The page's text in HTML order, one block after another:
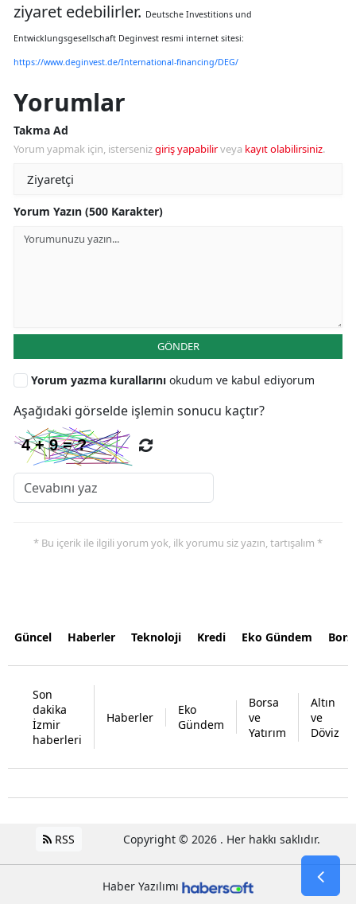
ziyaret edebilirler. Deutsche Investitions und
Entwicklungsgesellschaft Deginvest resmi internet sitesi:
https://www.deginvest.de/International-financing/DEG/
Yorumlar
Takma Ad
Yorum yapmak için, istersenizgiriş yapabilirveya kayıt olabilirsiniz.
Yorum Yazın (500 Karakter)
GÖNDER
Yorum yazma kurallarını okudum ve kabul ediyorum
Aşağıdaki görselde işlemin sonucu kaçtır?
* Bu içerik ile ilgili yorum yok, ilk yorumu siz yazın, tartışalım *
Güncel Haberler Teknoloji Kredi Eko Gündem
Son
dakika
İzmir
haberleri
Haberler
Eko
Gündem
Borsa
ve
Yatırım
Altın
ve
Döviz
RSS Copyright © 2026 . Her hakkı saklıdır.
Haber Yazılımı